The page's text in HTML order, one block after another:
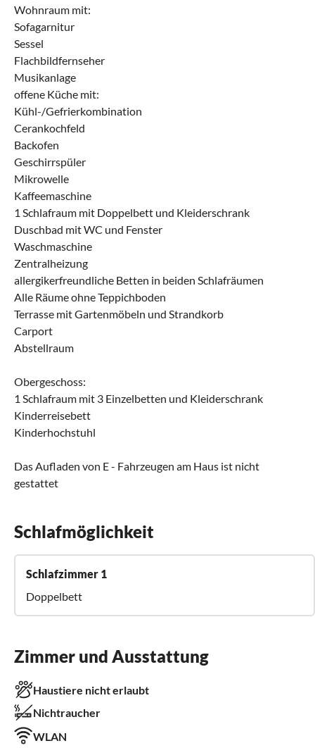
Wohnraum mit:
Sofagarnitur
Sessel
Flachbildfernseher
Musikanlage
offene Küche mit:
Kühl-/Gefrierkombination
Cerankochfeld
Backofen
Geschirrspüler
Mikrowelle
Kaffeemaschine
1 Schlafraum mit Doppelbett und Kleiderschrank
Duschbad mit WC und Fenster
Waschmaschine
Zentralheizung
allergikerfreundliche Betten in beiden Schlafräumen
Alle Räume ohne Teppichboden
Terrasse mit Gartenmöbeln und Strandkorb
Carport
Abstellraum
Obergeschoss:
1 Schlafraum mit 3 Einzelbetten und Kleiderschrank
Kinderreisebett
Kinderhochstuhl
Das Aufladen von E - Fahrzeugen am Haus ist nicht
gestattet
Schlafmöglichkeit
Schlafzimmer 1
Doppelbett
Zimmer und Ausstattung
Haustiere nicht erlaubt
Nichtraucher
WLAN